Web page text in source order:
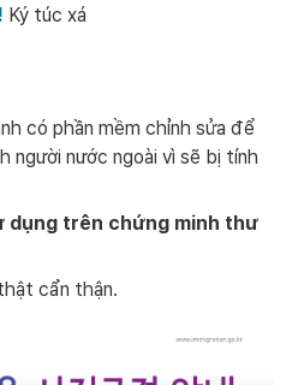
Ký túc xá
có phần mềm chỉnh sửa để
người nước ngoài vì sẽ bị tính
dụng trên chứng minh thư
cẩn thận.